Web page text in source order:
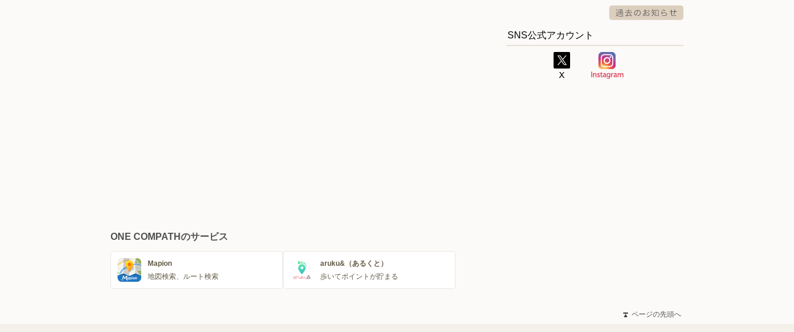
SNS公式アカウント
ONE COMPATHのサービス
Mapion
地図検索、ルート検索
aruku&（あるくと）
歩いてポイントが貯まる
ページの先頭へ